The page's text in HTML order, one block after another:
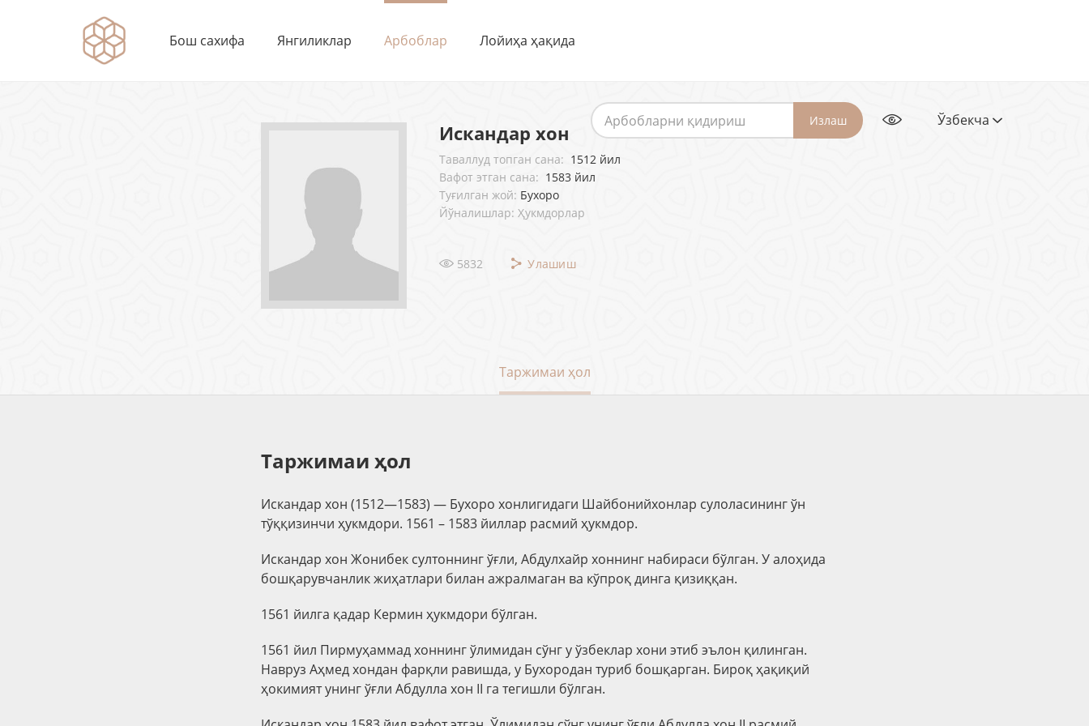
Бош сахифа Янгиликлар Арбоблар Лойиҳа ҳақида
Излаш Ўзбекча
Искандар хон
Таваллуд топган сана: 1512 йил
Вафот этган сана: 1583 йил
Туғилган жой: Бухоро
Йўналишлар: Ҳукмдорлар
5832 Улашиш
Таржимаи ҳол
Таржимаи ҳол
Искандар хон (1512—1583) — Бухоро хонлигидаги Шайбонийхонлар сулоласининг ўн
тўққизинчи ҳукмдори. 1561 – 1583 йиллар расмий ҳукмдор.
Искандар хон Жонибек султоннинг ўғли, Абдулхайр хоннинг набираси бўлган. У алоҳида
бошқарувчанлик жиҳатлари билан ажралмаган ва кўпроқ динга қизиққан.
1561 йилга қадар Кермин ҳукмдори бўлган.
1561 йил Пирмуҳаммад хоннинг ўлимидан сўнг у ўзбеклар хони этиб эълон қилинган.
Навруз Аҳмед хондан фарқли равишда, у Бухородан туриб бошқарган. Бироқ ҳақиқий
ҳокимият унинг ўғли Абдулла хон II га тегишли бўлган.